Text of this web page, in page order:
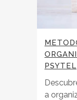
PSYTEL
a